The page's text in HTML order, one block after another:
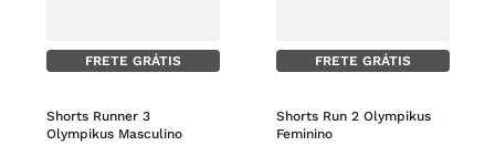
FRETE GRÁTIS
Shorts Runner 3
Olympikus Masculino
FRETE GRÁTIS
Shorts Run 2 Olympikus
Feminino